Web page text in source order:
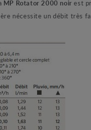
MP Rotator 2000 noirest
nécessite un débit très